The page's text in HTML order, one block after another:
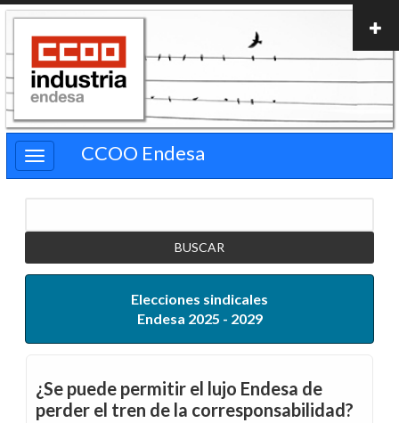
Pasar
contenido
principal
CCOO Endesa
Elecciones sindicales
Endesa 2025 - 2029
¿Se puede permitir el lujo Endesa de
perder el tren de la corresponsabilidad?